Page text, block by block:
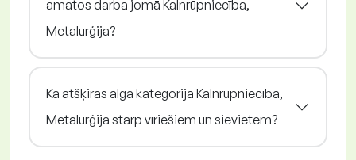
amatos darba jomā Kalnrūpniecība,
Metalurģija?
Kā atšķiras alga kategorijā Kalnrūpniecība,
Metalurģija starp vīriešiem un sievietēm?